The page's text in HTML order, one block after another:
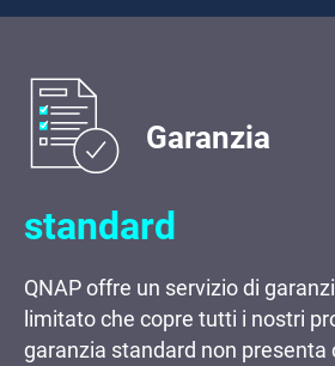
Garanzia
standard
QNAP offre un servizio di
limitato che copre tutti i nostri
garanzia standard non presenta